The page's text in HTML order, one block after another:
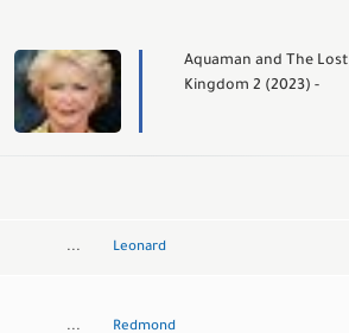
Aquaman and The Lost
Kingdom 2 (2023) -
... Leonard
... Redmond